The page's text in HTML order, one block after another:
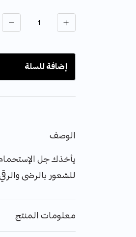
الكمية
إضافة للسلة
الوصف
يأخذك جل
للشعور بالرضى
معلومات المنتج